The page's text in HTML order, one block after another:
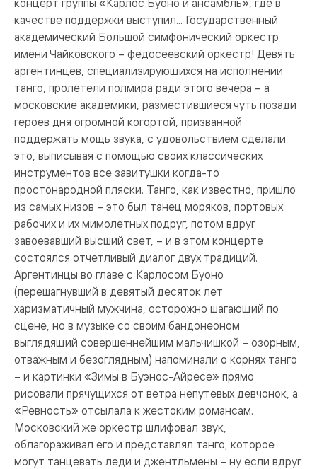
концерт группы «Карлос Буоно и ансамбль», где в
качестве поддержки выступил... Государственный
академический Большой симфонический оркестр
имени Чайковского – федосеевский оркестр! Девять
аргентинцев, специализирующихся на исполнении
танго, пролетели полмира ради этого вечера – а
московские академики, разместившиеся чуть позади
героев дня огромной когортой, призванной
поддержать мощь звука, с удовольствием сделали
это, выписывая с помощью своих классических
инструментов все завитушки когда-то
простонародной пляски. Танго, как известно, пришло
из самых низов – это был танец моряков, портовых
рабочих и их мимолетных подруг, потом вдруг
завоевавший высший свет, – и в этом концерте
состоялся отчетливый диалог двух традиций.
Аргентинцы во главе с Карлосом Буоно
(перешагнувший в девятый десяток лет
харизматичный мужчина, осторожно шагающий по
сцене, но в музыке со своим бандонеоном
выглядящий совершеннейшим мальчишкой – озорным,
отважным и безоглядным) напоминали о корнях танго
– и картинки «Зимы в Буэнос-Айресе» прямо
рисовали прячущихся от ветра непутевых девчонок, а
«Ревность» отсылала к жестоким романсам.
Московский же оркестр шлифовал звук,
облагораживал его и представлял танго, которое
могут танцевать леди и джентльмены – ну если вдруг